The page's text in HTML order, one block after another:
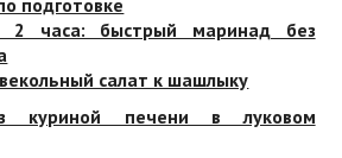
часа: быстрый маринад без
салат к шашлыку
куриной печени в луковом